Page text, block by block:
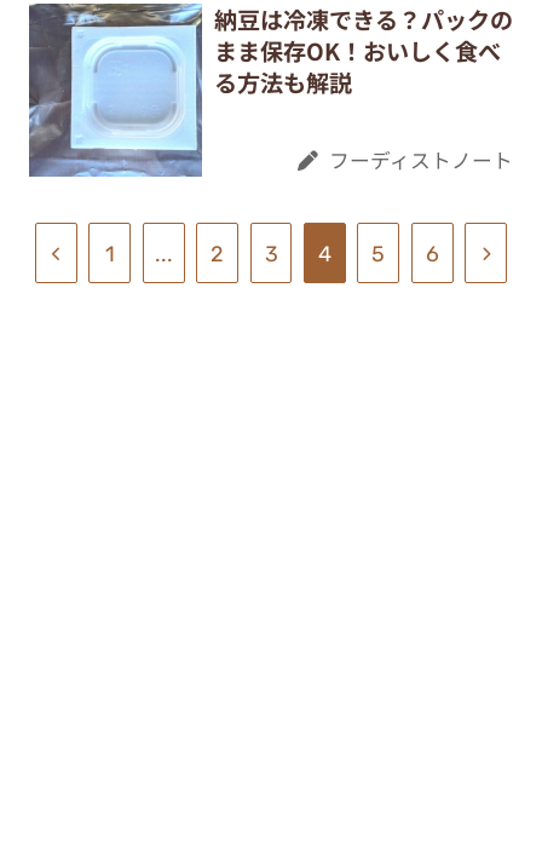
納豆は冷凍できる？パックの
まま保存OK！おいしく食べ
る方法も解説
フーディストノート
1 ... 2 3 4 5 6